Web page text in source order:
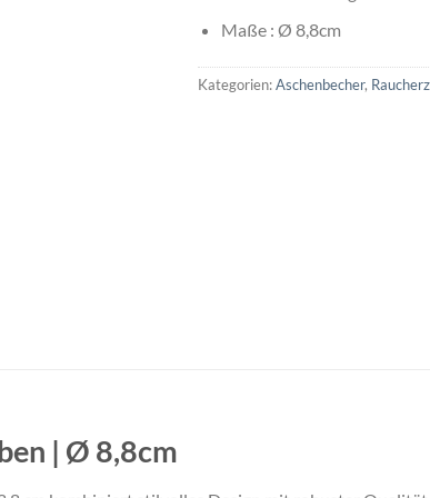
Maße : Ø 8,8cm
Kategorien:Aschenbecher,
| Ø 8,8cm